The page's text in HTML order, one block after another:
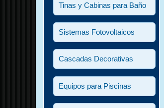
Tinas y Cabinas para Baño
Sistemas Fotovoltaicos
Cascadas Decorativas
Equipos para Piscinas